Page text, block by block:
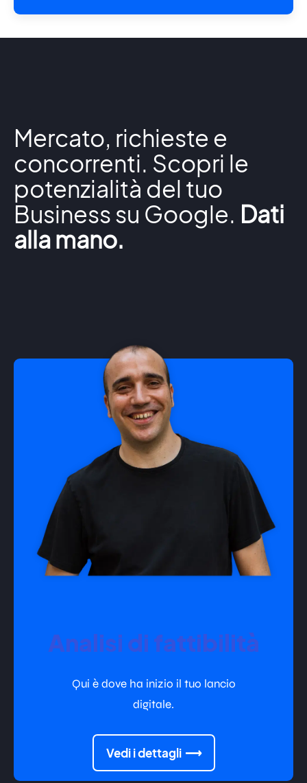
Mercato, richieste e
concorrenti. Scopri le
potenzialità del tuo
Business su Google. Dati
alla mano.
Analisi di fattibilità
Qui è dove ha inizio il tuo lancio
digitale.
Vedi i dettagli